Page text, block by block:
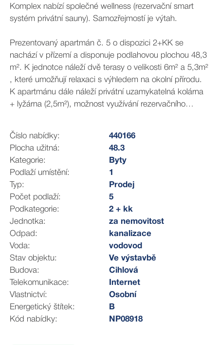
Komplex nabízí společné wellness (rezervační smart
systém privátní sauny). Samozřejmostí je výtah.
Prezentovaný apartmán č. 5 o dispozici 2+KK se
nachází v přízemí a disponuje podlahovou plochou 48,3
m². K jednotce náleží dvě terasy o velikosti 6m² a 5,3m²
, které umožňují relaxaci s výhledem na okolní přírodu.
K apartmánu dále náleží privátní uzamykatelná kolárna
+ lyžárna (2,5m²), možnost využívání rezervačního
Cena za apartmán je uváděna včetně parkovacího stání
(v hodnotě 400tis Kč) a DPH s možností odpočtu ve
výši 21%. Aktuálně nabízíme voucher na kuchyňskou
linku v hodnotě 100 tis Kč. Stavba byla již zahájena a
plánované dokončení je do konce roku 2026.
Lyžařské areály jsou dosažitelné během několika minut,
turistické a cyklotrasy začínající přímo před vašim
apartmánem.
Dostupnost z Prahy je cca 1,5 hodiny a z Liberce je
cca 1hodinu.
Celoroční provoz zajišťuje stálý výnos i maximální
využitelnost pro vás nebo vaše hosty.
V případě potřeby zajistíme také profesionální
financování nákupu nemovitosti.
Číslo nabídky:
440166
Plocha užitná:
48.3
Kategorie:
Byty
Podlaží umístění:
1
Typ:
Prodej
Počet podlaží:
5
Podkategorie:
2 + kk
Jednotka:
za nemovitost
Odpad:
kanalizace
Voda:
vodovod
Stav objektu:
Ve výstavbě
Budova:
Cihlová
Telekomunikace:
Internet
Vlastnictví:
Osobní
Energetický štítek:
B
Kód nabídky:
NP08918